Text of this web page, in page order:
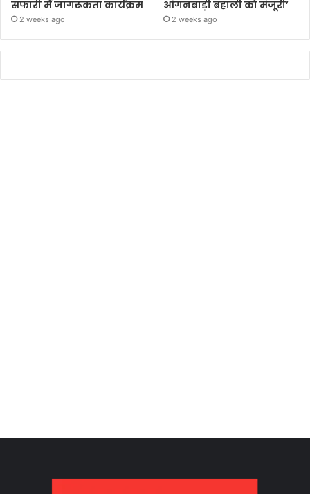
सफारी में जागरूकता कार्यक्रम
2 weeks ago
आंगनबाड़ी बहाली को मंजूरी’
2 weeks ago